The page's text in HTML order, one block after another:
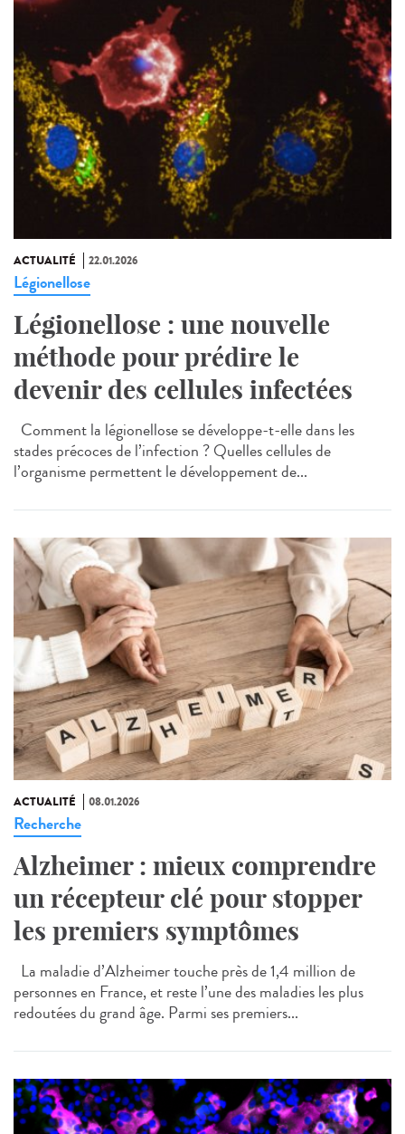
ACTUALITÉ 22.01.2026
Légionellose
Légionellose : une nouvelle
méthode pour prédire le
devenir des cellules infectées
Comment la légionellose se développe-t-elle dans les
stades précoces de l’infection ? Quelles cellules de
l’organisme permettent le développement de...
ACTUALITÉ 08.01.2026
Recherche
Alzheimer : mieux comprendre
un récepteur clé pour stopper
les premiers symptômes
La maladie d’Alzheimer touche près de 1,4 million de
personnes en France, et reste l’une des maladies les plus
redoutées du grand âge. Parmi ses premiers...